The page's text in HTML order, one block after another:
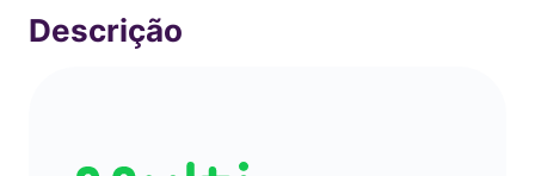
R$81,52
81,